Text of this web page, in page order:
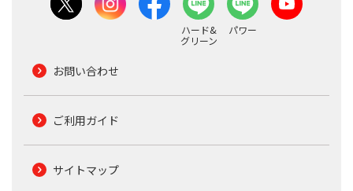
ハード&
グリーン
パワー
お問い合わせ
ご利用ガイド
サイトマップ